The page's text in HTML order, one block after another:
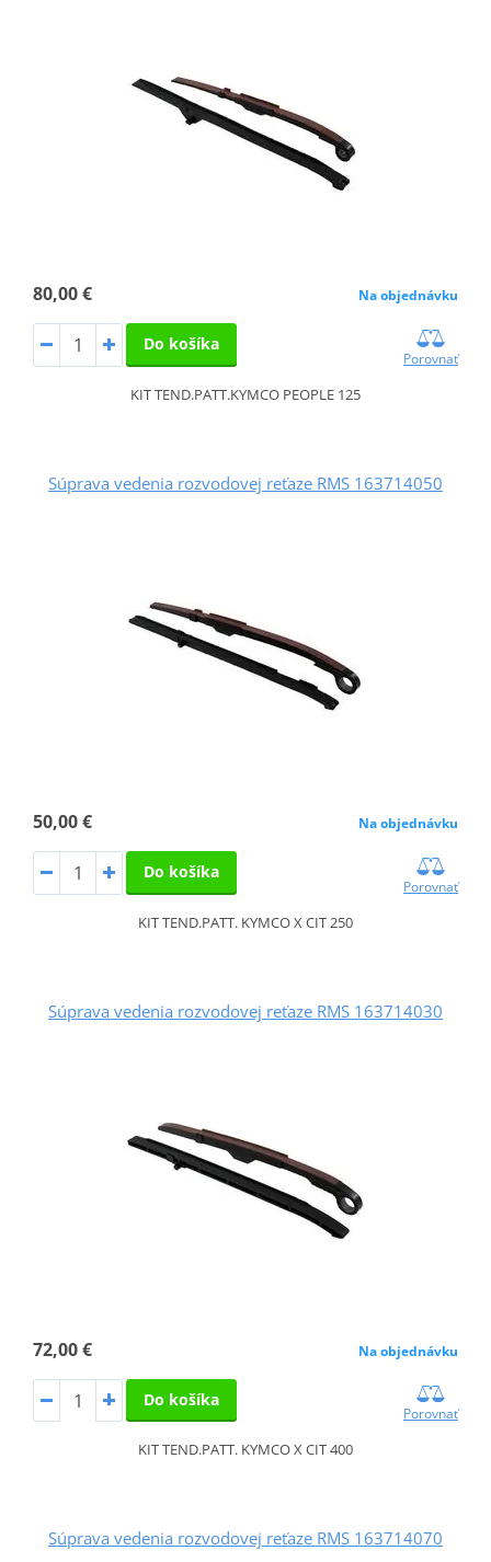
80,00 € Na objednávku
Do košíka
Porovnať
KIT TEND.PATT.KYMCO PEOPLE 125
Súprava vedenia rozvodovej reťaze RMS 163714050
50,00 € Na objednávku
Do košíka
Porovnať
KIT TEND.PATT. KYMCO X CIT 250
Súprava vedenia rozvodovej reťaze RMS 163714030
72,00 € Na objednávku
Do košíka
Porovnať
KIT TEND.PATT. KYMCO X CIT 400
Súprava vedenia rozvodovej reťaze RMS 163714070